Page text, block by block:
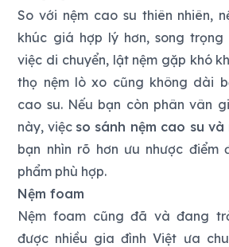
So với nệm cao su thiên nhiên,
khúc giá hợp lý hơn, song trọng
việc di chuyển, lật nệm gặp khó
thọ nệm lò xo cũng không dài
cao su. Nếu bạn còn phân vân
này, việc so sánh nệm cao su và
bạn nhìn rõ hơn ưu nhược điểm
phẩm phù hợp.
Nệm foam
Nệm foam cũng đã và đang
được nhiều gia đình Việt ưa